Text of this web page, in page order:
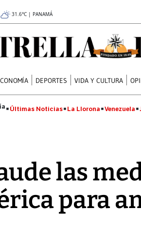
31.6°C | PANAMÁ
DEPORTES VIDA Y CULTURA
Últimas Noticias La Llorona Venezuela
las
para